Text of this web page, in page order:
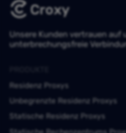
Unsere Kunden vertrauen auf
unterbrechungsfreie
Residenz Proxys
Unbegrenzte Residenz Proxys
Statische Residenz Proxys